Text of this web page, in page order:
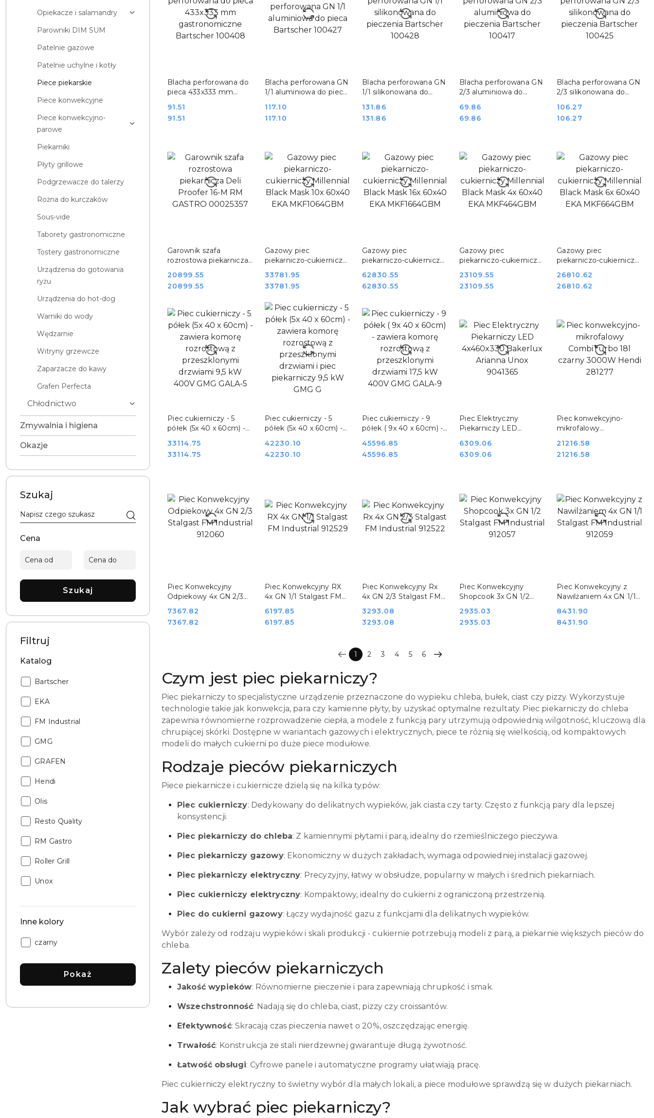
Opiekacze i salamandry
Parowniki DIM SUM
Patelnie gazowe
Patelnie uchylne i kotły
Piece piekarskie
Piece konwekcyjne
Piece konwekcyjno-
parowe
Piekarniki
Płyty grillowe
Podgrzewacze do talerzy
Rożna do kurczaków
Sous-vide
Taborety gastronomiczne
Tostery gastronomiczne
Urządzenia do gotowania
ryżu
Urządzenia do hot-dog
Warniki do wody
Wędzarnie
Witryny grzewcze
Zaparzacze do kawy
Grafen Perfecta
Chłodnictwo
Zmywalnia i higiena
Okazje
Szukaj
Cena
Szukaj
Filtruj
Katalog
Katalog:
Bartscher
Katalog:
EKA
Katalog:
FM Industrial
Katalog:
GMG
Katalog:
GRAFEN
Katalog:
Hendi
Katalog:
Olis
Katalog:
Resto Quality
Katalog:
RM Gastro
Katalog:
Roller Grill
Katalog:
Unox
Inne kolory
Inne
czarny
Pokaż
Blacha perforowana do
pieca 433x333 mm
Bartscher 100408
Cena:
91.51
Cena:
91.51
DO KOSZYKA
Blacha perforowana GN
1/1 aluminiowa do pieca
Cena:
117.10
Cena:
117.10
DO KOSZYKA
Blacha perforowana GN
1/1 silikonowana do
100428
Cena:
131.86
Cena:
131.86
DO KOSZYKA
Blacha perforowana GN
2/3 aluminiowa do
100417
Cena:
69.86
Cena:
69.86
DO KOSZYKA
Blacha perforowana GN
2/3 silikonowana do
100425
Cena:
106.27
Cena:
106.27
DO KOSZYKA
Garownik szafa
rozrostowa piekarnicza
GASTRO 00025357
Cena:
20899.55
Cena:
20899.55
DO KOSZYKA
Gazowy piec
piekarniczo-cukierniczy
10x 60x40 EKA
MKF1064GBM
Cena:
33781.95
Cena:
33781.95
DO KOSZYKA
Gazowy piec
piekarniczo-cukierniczy
16x 60x40 EKA
MKF1664GBM
Cena:
62830.55
Cena:
62830.55
DO KOSZYKA
Gazowy piec
piekarniczo-cukierniczy
60x40 EKA
MKF464GBM
Cena:
23109.55
Cena:
23109.55
DO KOSZYKA
Gazowy piec
piekarniczo-cukierniczy
60x40 EKA
MKF664GBM
Cena:
26810.62
Cena:
26810.62
DO KOSZYKA
Piec cukierniczy - 5
półek (5x 40 x 60cm) -
rozrostową z
przeszklonymi drzwiami
Cena:
33114.75
Cena:
33114.75
DO KOSZYKA
Piec cukierniczy - 5
półek (5x 40 x 60cm) -
rozrostową z
przeszklonymi drzwiami
Cena:
42230.10
Cena:
42230.10
DO KOSZYKA
Piec cukierniczy - 9
półek ( 9x 40 x 60cm) -
rozrostową z
przeszklonymi drzwiami
Cena:
45596.85
Cena:
45596.85
DO KOSZYKA
Piec Elektryczny
Piekarniczy LED
Arianna Unox 9041365
Cena:
6309.06
Cena:
6309.06
DO KOSZYKA
Piec konwekcyjno-
mikrofalowy
3000W Hendi 281277
Cena:
21216.58
Cena:
21216.58
DO KOSZYKA
Piec Konwekcyjny
Odpiekowy 4x GN 2/3
912060
Cena:
7367.82
Cena:
7367.82
DO KOSZYKA
Piec Konwekcyjny RX
4x GN 1/1 Stalgast FM
Cena:
6197.85
Cena:
6197.85
DO KOSZYKA
Piec Konwekcyjny Rx
4x GN 2/3 Stalgast FM
Cena:
3293.08
Cena:
3293.08
DO KOSZYKA
Piec Konwekcyjny
Shopcook 3x GN 1/2
912057
Cena:
2935.03
Cena:
2935.03
DO KOSZYKA
Piec Konwekcyjny z
Nawilżaniem 4x GN 1/1
912059
Cena:
8431.90
Cena:
8431.90
DO KOSZYKA
1 2 3 4 5 6
Czym jest piec piekarniczy?
Piec piekarniczy to specjalistyczne urządzenie przeznaczone do wypieku chleba, bułek, ciast czy pizzy. Wykorzystuje
technologie takie jak konwekcja, para czy kamienne płyty, by uzyskać optymalne rezultaty. Piec piekarniczy do chleba
zapewnia równomierne rozprowadzenie ciepła, a modele z funkcją pary utrzymują odpowiednią wilgotność, kluczową dla
chrupiącej skórki. Dostępne w wariantach gazowych i elektrycznych, piece te różnią się wielkością, od kompaktowych
modeli do małych cukierni po duże piece modułowe.
Rodzaje pieców piekarniczych
Piece piekarnicze i cukiernicze dzielą się na kilka typów:
Piec cukierniczy: Dedykowany do delikatnych wypieków, jak ciasta czy tarty. Często z funkcją pary dla lepszej
konsystencji.
Piec piekarniczy do chleba: Z kamiennymi płytami i parą, idealny do rzemieślniczego pieczywa.
Piec piekarniczy gazowy: Ekonomiczny w dużych zakładach, wymaga odpowiedniej instalacji gazowej.
Piec piekarniczy elektryczny: Precyzyjny, łatwy w obsłudze, popularny w małych i średnich piekarniach.
Piec cukierniczy elektryczny: Kompaktowy, idealny do cukierni z ograniczoną przestrzenią.
Piec do cukierni gazowy: Łączy wydajność gazu z funkcjami dla delikatnych wypieków.
Wybór zależy od rodzaju wypieków i skali produkcji - cukiernie potrzebują modeli z parą, a piekarnie większych pieców do
chleba.
Zalety pieców piekarniczych
Jakość wypieków: Równomierne pieczenie i para zapewniają chrupkość i smak.
Wszechstronność: Nadają się do chleba, ciast, pizzy czy croissantów.
Efektywność: Skracają czas pieczenia nawet o 20%, oszczędzając energię.
Trwałość: Konstrukcja ze stali nierdzewnej gwarantuje długą żywotność.
Łatwość obsługi: Cyfrowe panele i automatyczne programy ułatwiają pracę.
Piec cukierniczy elektryczny to świetny wybór dla małych lokali, a piece modułowe sprawdzą się w dużych piekarniach.
Jak wybrać piec piekarniczy?